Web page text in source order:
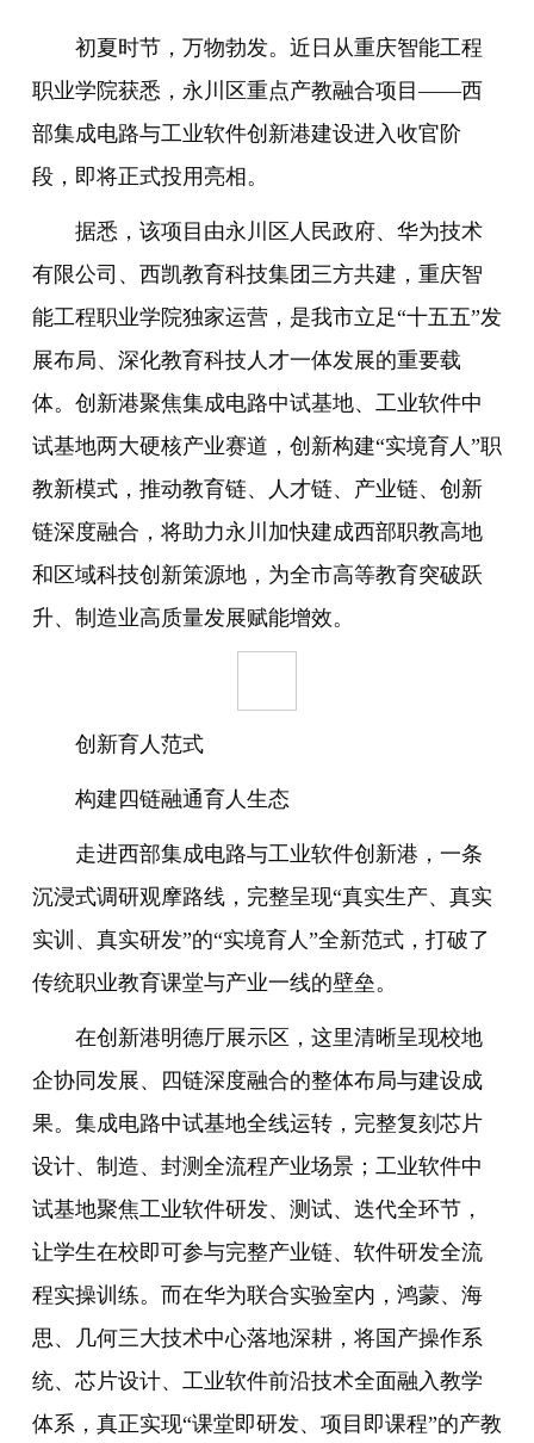
初夏时节，万物勃发。近日从重庆智能工程
职业学院获悉，永川区重点产教融合项目——西
部集成电路与工业软件创新港建设进入收官阶
段，即将正式投用亮相。
据悉，该项目由永川区人民政府、华为技术
有限公司、西凯教育科技集团三方共建，重庆智
能工程职业学院独家运营，是我市立足“十五五”发
展布局、深化教育科技人才一体发展的重要载
体。创新港聚焦集成电路中试基地、工业软件中
试基地两大硬核产业赛道，创新构建“实境育人”职
教新模式，推动教育链、人才链、产业链、创新
链深度融合，将助力永川加快建成西部职教高地
和区域科技创新策源地，为全市高等教育突破跃
升、制造业高质量发展赋能增效。
创新育人范式
构建四链融通育人生态
走进西部集成电路与工业软件创新港，一条
沉浸式调研观摩路线，完整呈现“真实生产、真实
实训、真实研发”的“实境育人”全新范式，打破了
传统职业教育课堂与产业一线的壁垒。
在创新港明德厅展示区，这里清晰呈现校地
企协同发展、四链深度融合的整体布局与建设成
果。集成电路中试基地全线运转，完整复刻芯片
设计、制造、封测全流程产业场景；工业软件中
试基地聚焦工业软件研发、测试、迭代全环节，
让学生在校即可参与完整产业链、软件研发全流
程实操训练。而在华为联合实验室内，鸿蒙、海
思、几何三大技术中心落地深耕，将国产操作系
统、芯片设计、工业软件前沿技术全面融入教学
体系，真正实现“课堂即研发、项目即课程”的产教